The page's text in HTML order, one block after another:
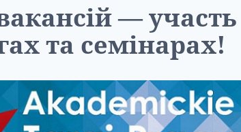
— участь
та семінарах!